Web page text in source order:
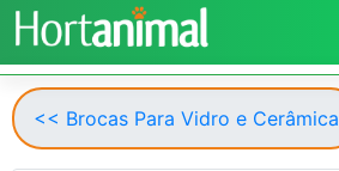
<< Brocas Para Vidro e Cerâmica